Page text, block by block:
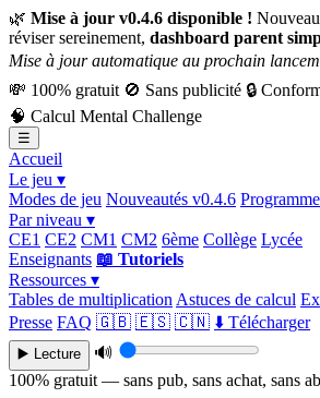
🌿 Mise à jour v0.4.6 disponible !
réviser sereinement, dashboard parent
Mise à jour automatique au prochain
💸 100% gratuit 🚫 Sans publicité 🔒
🧠 Calcul Mental Challenge
☰
Accueil
Le jeu ▾
Modes de jeu Nouveautés v0.4.6
Par niveau ▾
CE1 CE2 CM1 CM2 6ème Collège Lycée
Enseignants 📖 Tutoriels
Ressources ▾
Tables de multiplication Astuces de calcul
Presse FAQ 🇬🇧 🇪🇸 🇨🇳 ⬇️ Télécharger
▶️ Lecture
🔊
100% gratuit — sans pub, sans achat, sans